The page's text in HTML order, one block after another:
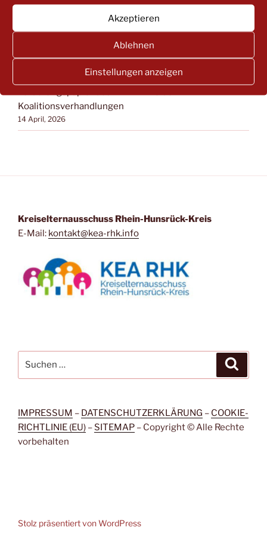
Akzeptieren
Ablehnen
Einstellungen anzeigen
Gödenroth
Kindertagespflege – mein Weg in die
Selbstständigkeit?
Koalitionsverhandlungen
14 April, 2026
Kreiselternausschuss Rhein-Hunsrück-Kreis
E-Mail: kontakt@kea-rhk.info
nach:
IMPRESSUM – DATENSCHUTZERKLÄRUNG – COOKIE-
RICHTLINIE (EU) – SITEMAP – Copyright © Alle Rechte
vorbehalten
Stolz präsentiert von WordPress